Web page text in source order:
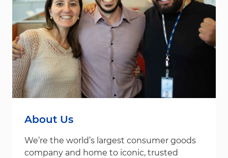
About Us
We’re the world’s largest consumer goods
company and home to iconic, trusted